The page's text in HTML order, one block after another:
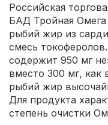
Российская
БАД Тройная Омега
рыбий жир из
смесь
содержит 950 мг
вместо 300 мг, как
рыбий жир
Для продукта
степень очистки